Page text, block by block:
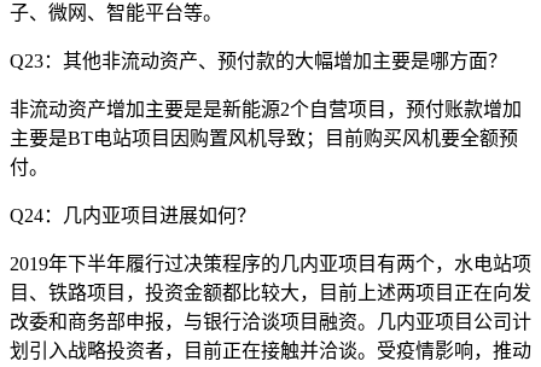
子、微网、智能平台等。
Q23：其他非流动资产、预付款的大幅增加主要是哪方面？
非流动资产增加主要是是新能源2个自营项目，预付账款增加
主要是BT电站项目因购置风机导致；目前购买风机要全额预
付。
Q24：几内亚项目进展如何？
2019年下半年履行过决策程序的几内亚项目有两个，水电站项
目、铁路项目，投资金额都比较大，目前上述两项目正在向发
改委和商务部申报，与银行洽谈项目融资。几内亚项目公司计
划引入战略投资者，目前正在接触并洽谈。受疫情影响，推动